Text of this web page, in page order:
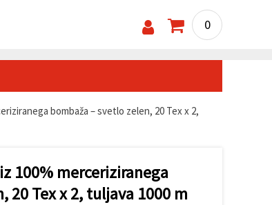
0
bombaža – svetlo zelen, 20 Tex x 2,
100% merceriziranega
20 Tex x 2, tuljava 1000 m